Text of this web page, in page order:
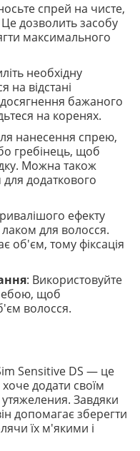
спрей на чисте,
дозволить засобу
максимального
необхідну
на відстані
бажаного
на коренях.
нанесення спрею,
гребінець, щоб
Можна також
додаткового
ефекту
для волосся.
об'єм, тому фіксація
: Використовуйте
щоб
волосся.
Sensitive DS — це
додати своїм
Завдяки
допомагає зберегти
їх м'якими і